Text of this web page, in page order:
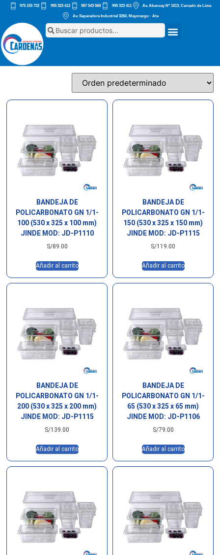
975 155 732 995 323 412 987 543 568 995 323 411 Av. Abancay Nº 1013, Cercado de Lima
Av. Separadora Industrial 3260, Mayorazgo - Ate
BANDEJA DE
POLICARBONATO GN 1/1-
100 (530 x 325 x 100 mm)
JINDE MOD: JD-P1110
S/89.00
Añadir al carrito
BANDEJA DE
POLICARBONATO GN 1/1-
150 (530 x 325 x 150 mm)
JINDE MOD: JD-P1115
S/119.00
Añadir al carrito
BANDEJA DE
POLICARBONATO GN 1/1-
200 (530 x 325 x 200 mm)
JINDE MOD: JD-P1115
S/139.00
Añadir al carrito
BANDEJA DE
POLICARBONATO GN 1/1-
65 (530 x 325 x 65 mm)
JINDE MOD: JD-P1106
S/79.00
Añadir al carrito